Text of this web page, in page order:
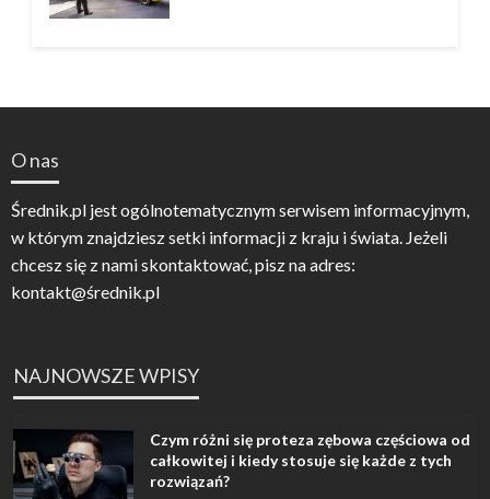
O nas
Średnik.pl jest ogólnotematycznym serwisem informacyjnym,
w którym znajdziesz setki informacji z kraju i świata. Jeżeli
chcesz się z nami skontaktować, pisz na adres:
kontakt@średnik.pl
NAJNOWSZE WPISY
Czym różni się proteza zębowa częściowa od
całkowitej i kiedy stosuje się każde z tych
rozwiązań?